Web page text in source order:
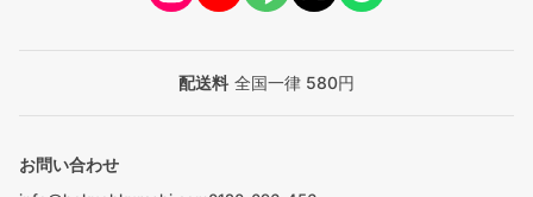
配送料 全国一律 580円
お問い合わせ